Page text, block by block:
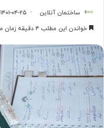
ساختمان آنلاین ۱۴۰۱-۰۴-۲۵
خواندن این مطلب ۴ دقیقه زمان میبرد